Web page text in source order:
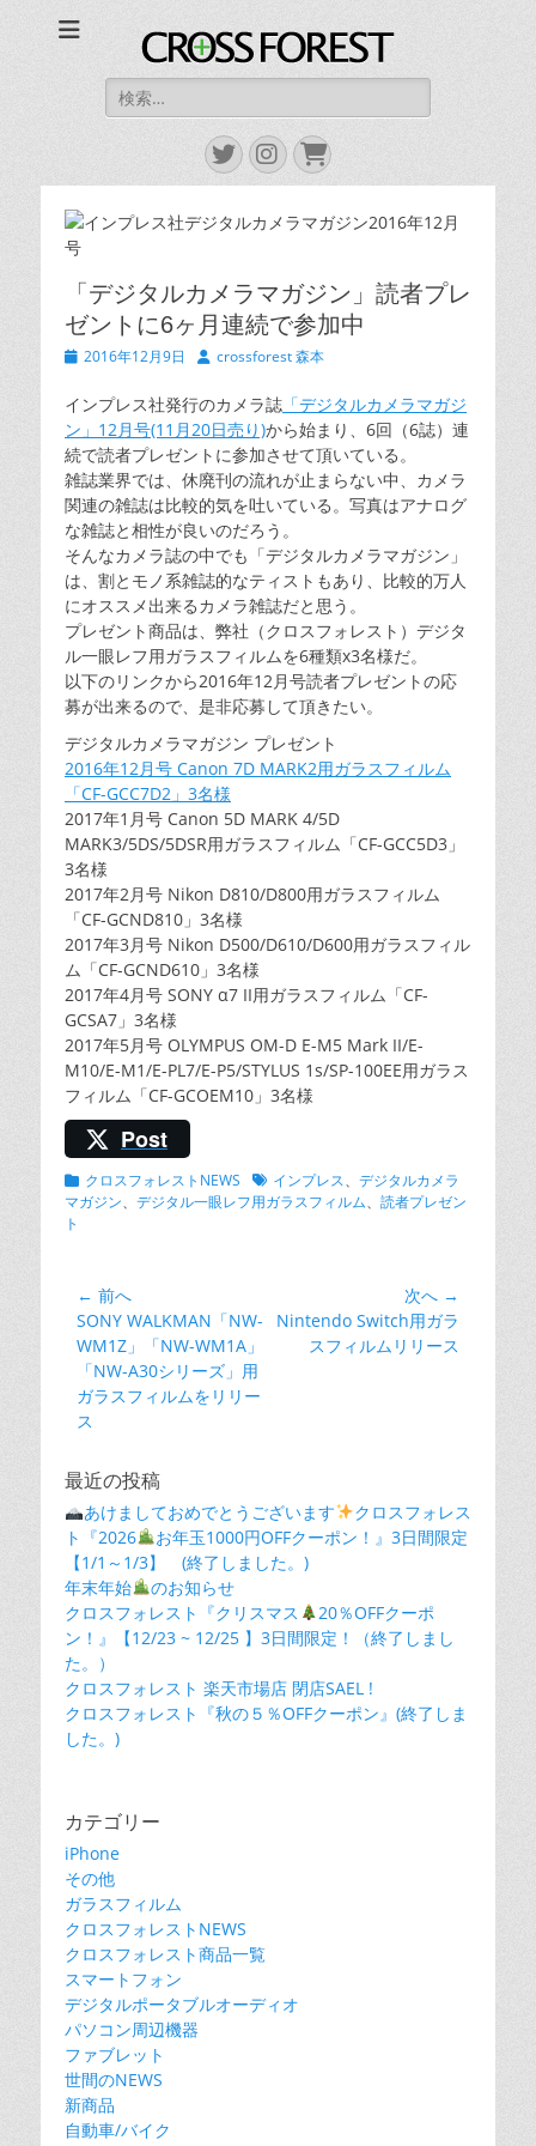
CROSS FOREST
デジタルとアナログの素敵な融合を
検
索:
Twitter
Instagram
お
買
物
「デジタルカメラマガジン」読者プレ
ゼントに6ヶ月連続で参加中
投
日
2016年12月9日
投
者
crossforest 森本
インプレス社発行のカメラ誌 「デジタルカメラマガジ
ン」12月号(11月20日売り)から始まり、6回（6誌）連
続で読者プレゼントに参加させて頂いている。
雑誌業界では、休廃刊の流れが止まらない中、カメラ
関連の雑誌は比較的気を吐いている。写真はアナログ
な雑誌と相性が良いのだろう。
そんなカメラ誌の中でも「デジタルカメラマガジン」
は、割とモノ系雑誌的なティストもあり、比較的万人
にオススメ出来るカメラ雑誌だと思う。
プレゼント商品は、弊社（クロスフォレスト）デジタ
ル一眼レフ用ガラスフィルムを6種類x3名様だ。
以下のリンクから2016年12月号読者プレゼントの応
募が出来るので、是非応募して頂きたい。
デジタルカメラマガジン プレゼント
2016年12月号 Canon 7D MARK2用ガラスフィルム
「CF-GCC7D2」3名様
2017年1月号 Canon 5D MARK 4/5D
MARK3/5DS/5DSR用ガラスフィルム「CF-GCC5D3」
3名様
2017年2月号 Nikon D810/D800用ガラスフィルム
「CF-GCND810」3名様
2017年3月号 Nikon D500/D610/D600用ガラスフィル
ム「CF-GCND610」3名様
2017年4月号 SONY α7 II用ガラスフィルム「CF-
GCSA7」3名様
2017年5月号 OLYMPUS OM-D E-M5 Mark II/E-
M10/E-M1/E-PL7/E-P5/STYLUS 1s/SP-100EE用ガラス
フィルム「CF-GCOEM10」3名様
Post
カ
テ
ゴ
クロスフォレストNEWS
タ
グ
インプレス、 デジタルカメラ
マガジン、 デジタル一眼レフ用ガラスフィルム、 読者プレゼン
ト
投
稿
ナ
ビ
ゲ
シ
ョ
ン
← 前へ
前
の
投
稿:
SONY WALKMAN「NW-
WM1Z」「NW-WM1A」
「NW-A30シリーズ」用
ガラスフィルムをリリー
ス
次へ →
次
Nintendo Switch用ガラ
スフィルムリリース
最近の投稿
あけましておめでとうございます
クロスフォレス
ト『2026
お年玉1000円OFFクーポン！』3日間限定
【1/1～1/3】 (終了しました。)
年末年始
のお知らせ
クロスフォレスト『クリスマス
20％OFFクーポ
ン！』【12/23 ~ 12/25 】3日間限定！（終了しまし
た。）
クロスフォレスト 楽天市場店 閉店SAEL !
クロスフォレスト『秋の５％OFFクーポン』(終了しま
した。)
カテゴリー
iPhone
その他
ガラスフィルム
クロスフォレストNEWS
クロスフォレスト商品一覧
スマートフォン
デジタルポータブルオーディオ
パソコン周辺機器
ファブレット
世間のNEWS
新商品
自動車/バイク